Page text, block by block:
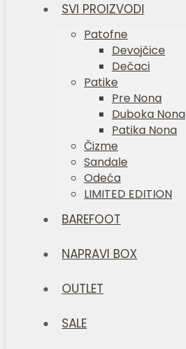
SVI PROIZVODI
Patofne
Devojčice
Dečaci
Patike
Pre Nona
Duboka Nona
Patika Nona
Čizme
Sandale
Odeća
LIMITED EDITION
BAREFOOT
NAPRAVI BOX
OUTLET
SALE